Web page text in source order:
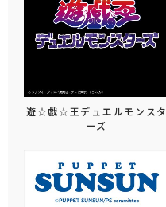
遊☆戯☆王デュエルモンスタ
ーズ